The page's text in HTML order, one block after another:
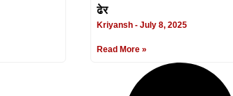
ढेर
Kriyansh July 8, 2025
Read More »